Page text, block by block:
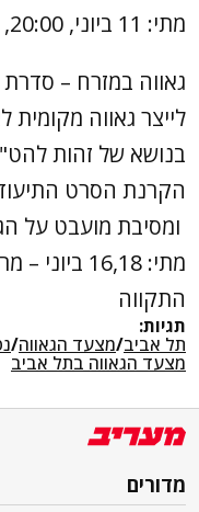
מתי: 11 ביוני, 20:00, גן מאיר
גאווה במזרח – סדרת
לייצר גאווה מקומית
בנושא של זהות
הקרנת הסרט
ומסיבת מועבט על
התקווה
תגיות:
תל אביב/מצעד הגאווה/
מצעד הגאווה בתל אביב
מדורים